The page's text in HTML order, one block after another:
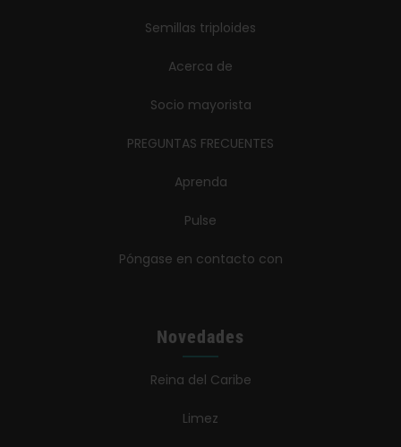
Semillas triploides
Acerca de
Socio mayorista
PREGUNTAS FRECUENTES
Aprenda
Pulse
Póngase en contacto con
Novedades
Reina del Caribe
Limez